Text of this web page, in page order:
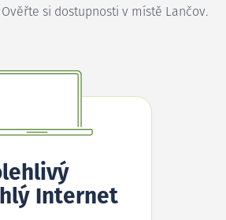
si dostupnosti v místě Lančov.
Internet